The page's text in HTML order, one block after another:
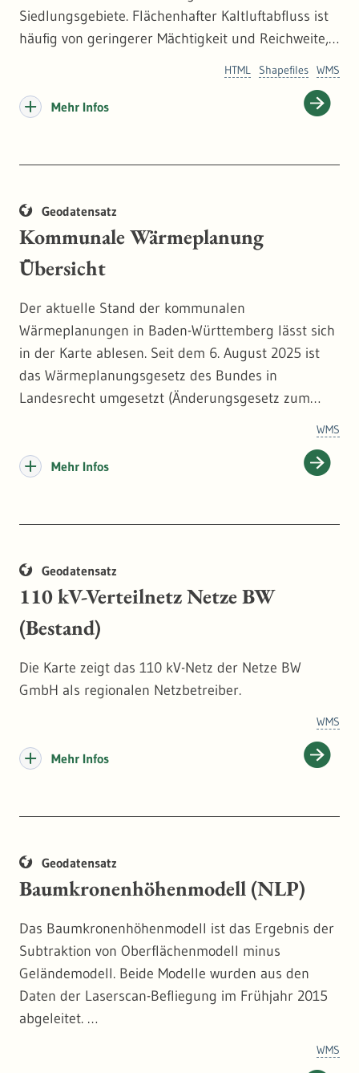
Siedlungsgebiete. Flächenhafter Kaltluftabfluss ist
häufig von geringerer Mächtigkeit und Reichweite,
störungsempfindlich als die linearen
https://www.lubw.ba
WMS
Shapefiles
HTML
Mehr Infos
Geodatensatz
Kommunale Wärmeplanung
Übersicht
Der aktuelle Stand der kommunalen
Wärmeplanungen in Baden-Württemberg lässt sich
in der Karte ablesen. Seit dem 6. August 2025 ist
das Wärmeplanungsgesetz des Bundes in
Landesrecht umgesetzt (Änderungsgesetz zum
Gemeinden verpflichtend.
WMS
Mehr Infos
Geodatensatz
110 kV-Verteilnetz Netze BW
(Bestand)
Die Karte zeigt das 110 kV-Netz der Netze BW
GmbH als regionalen Netzbetreiber.
WMS
Mehr Infos
Geodatensatz
Baumkronenhöhenmodell (NLP)
Das Baumkronenhöhenmodell ist das Ergebnis der
Subtraktion von Oberflächenmodell minus
Geländemodell. Beide Modelle wurden aus den
Daten der Laserscan-Befliegung im Frühjahr 2015
abgeleitet.
vegetationsbedeckte Flächen die Wuchshöhe der
WMS